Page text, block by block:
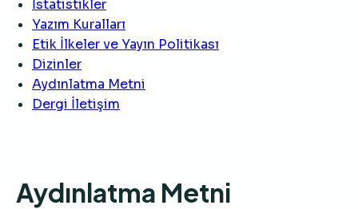
İstatistikler
Yazım Kuralları
Etik İlkeler ve Yayın Politikası
Dizinler
Aydınlatma Metni
Dergi İletişim
Aydınlatma Metni